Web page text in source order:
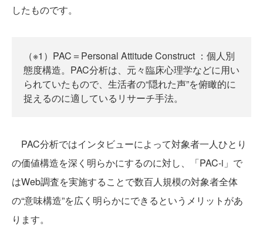
したものです。
（※1）PAC＝Personal Attitude Construct ：個人別
態度構造。PAC分析は、元々臨床心理学などに用い
られていたもので、生活者の“隠れた声”を俯瞰的に
捉えるのに適しているリサーチ手法。
PAC分析ではインタビューによって対象者一人ひとり
の価値構造を深く明らかにするのに対し、「PAC-i」で
はWeb調査を実施することで数百人規模の対象者全体
の“意味構造”を広く明らかにできるというメリットがあ
ります。